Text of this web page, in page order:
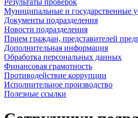
Результаты проверок
Муниципальные и государственные
Документы подразделения
Новости подразделения
Прием граждан, представителей
Дополнительная информация
Обработка персональных данных
Финансовая грамотность
Противодействие коррупции
Исполнительное производство
Полезные ссылки